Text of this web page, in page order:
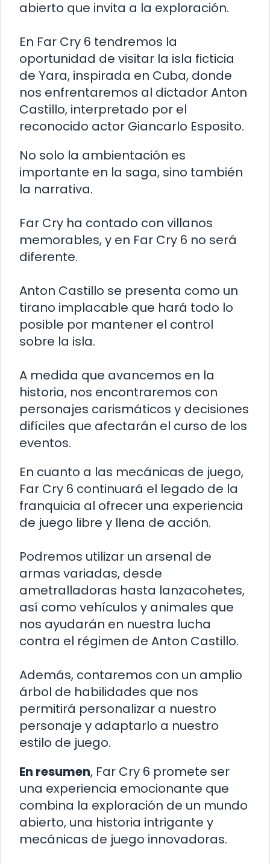
abierto que invita a la exploración.
En Far Cry 6 tendremos la
oportunidad de visitar la isla ficticia
de Yara, inspirada en Cuba, donde
nos enfrentaremos al dictador Anton
Castillo, interpretado por el
reconocido actor Giancarlo Esposito.
No solo la ambientación es
importante en la saga, sino también
la narrativa.
Far Cry ha contado con villanos
memorables, y en Far Cry 6 no será
diferente.
Anton Castillo se presenta como un
tirano implacable que hará todo lo
posible por mantener el control
sobre la isla.
A medida que avancemos en la
historia, nos encontraremos con
personajes carismáticos y decisiones
difíciles que afectarán el curso de los
eventos.
En cuanto a las mecánicas de juego,
Far Cry 6 continuará el legado de la
franquicia al ofrecer una experiencia
de juego libre y llena de acción.
Podremos utilizar un arsenal de
armas variadas, desde
ametralladoras hasta lanzacohetes,
así como vehículos y animales que
nos ayudarán en nuestra lucha
contra el régimen de Anton Castillo.
Además, contaremos con un amplio
árbol de habilidades que nos
permitirá personalizar a nuestro
personaje y adaptarlo a nuestro
estilo de juego.
En resumen, Far Cry 6 promete ser
una experiencia emocionante que
combina la exploración de un mundo
abierto, una historia intrigante y
mecánicas de juego innovadoras.